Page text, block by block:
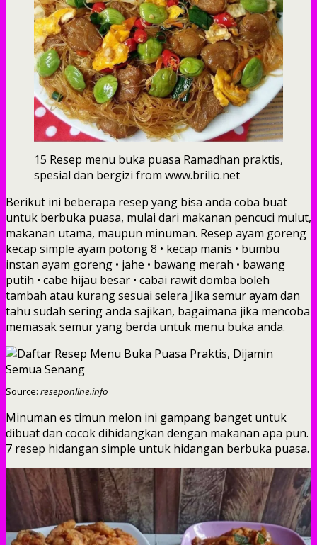
15 Resep menu buka puasa Ramadhan praktis,
spesial dan bergizi from www.brilio.net
Berikut ini beberapa resep yang bisa anda coba buat
untuk berbuka puasa, mulai dari makanan pencuci mulut,
makanan utama, maupun minuman. Resep ayam goreng
kecap simple ayam potong 8 • kecap manis • bumbu
instan ayam goreng • jahe • bawang merah • bawang
putih • cabe hijau besar • cabai rawit domba boleh
tambah atau kurang sesuai selera Jika semur ayam dan
tahu sudah sering anda sajikan, bagaimana jika mencoba
memasak semur yang berda untuk menu buka anda.
Source: reseponline.info
Minuman es timun melon ini gampang banget untuk
dibuat dan cocok dihidangkan dengan makanan apa pun.
7 resep hidangan simple untuk hidangan berbuka puasa.